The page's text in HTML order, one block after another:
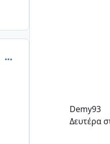
comment_424718
Demy93
Δευτέρα